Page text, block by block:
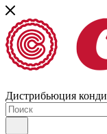
Дистрибьюция